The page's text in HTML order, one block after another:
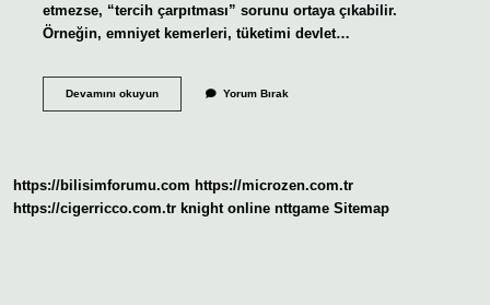
etmezse, “tercih çarpıtması” sorunu ortaya çıkabilir.
Örneğin, emniyet kemerleri, tüketimi devlet…
Devamını okuyunErdemli
Yorum Bırak
https://bilisimforumu.com https://microzen.com.tr
https://cigerricco.com.tr knight online nttgame Sitemap